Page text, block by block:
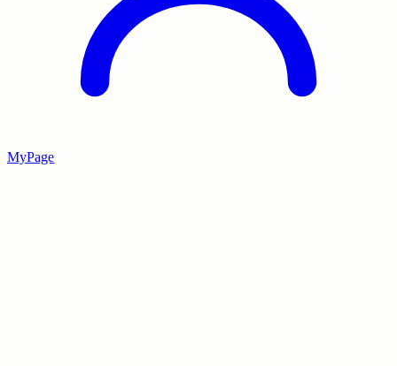
MyPage